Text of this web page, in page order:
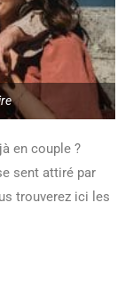
en couple ?
sent attiré par
trouverez ici les